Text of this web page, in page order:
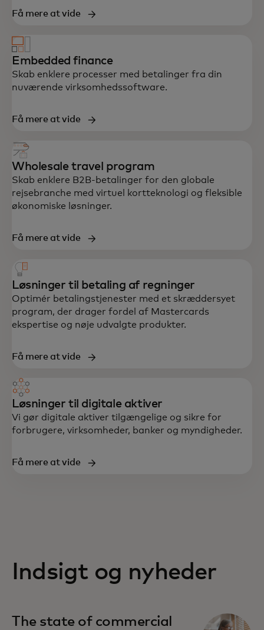
Få mere at vide
Embedded finance
Skab enklere processer med betalinger fra din
nuværende virksomhedssoftware.
Få mere at vide
Wholesale travel program
Skab enklere B2B-betalinger for den globale
rejsebranche med virtuel kortteknologi og fleksible
økonomiske løsninger.
Få mere at vide
Løsninger til betaling af regninger
Optimér betalingstjenester med et skræddersyet
program, der drager fordel af Mastercards
ekspertise og nøje udvalgte produkter.
Få mere at vide
Løsninger til digitale aktiver
Vi gør digitale aktiver tilgængelige og sikre for
forbrugere, virksomheder, banker og myndigheder.
Få mere at vide
Indsigt og nyheder
The state of commercial